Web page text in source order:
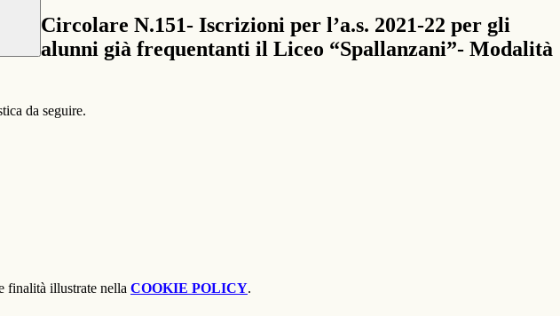
Circolare N.151- Iscrizioni per l’a.s. 2021-22 per gli
alunni già frequentanti il Liceo “Spallanzani”- Modalità
da seguire.
finalità illustrate nella COOKIE POLICY.